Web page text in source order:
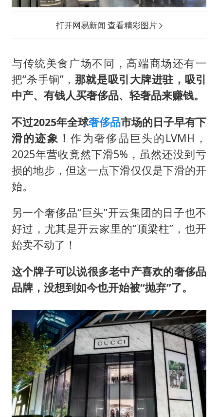
打开网易新闻 查看精彩图片
与传统美食广场不同，高端商场还有一
把“杀手锏”， 那就是吸引大牌进驻，吸引
中产、有钱人买奢侈品、轻奢品来赚钱。
不过2025年全球奢侈品市场的日子早有下
滑的迹象！作为奢侈品巨头的LVMH，
2025年营收竟然下滑5%，虽然还没到亏
损的地步，但这一点下滑仅仅是下滑的开
始。
另一个奢侈品“巨头”开云集团的日子也不
好过，尤其是开云家里的“顶梁柱”，也开
始卖不动了！
这个牌子可以说很多老中产喜欢的奢侈品
品牌，没想到如今也开始被“抛弃”了。